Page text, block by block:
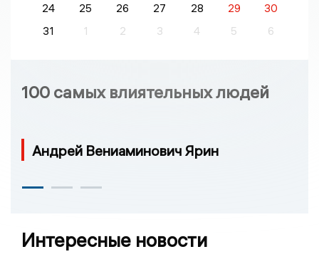
24
25 26 27 28 29
30
31
1 2 3 4 5 6
100 самых влиятельных людей
Андрей Вениаминович Ярин
Интересные новости